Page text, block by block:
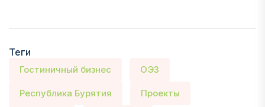
Теги
Гостиничный бизнес ОЭЗ
Республика Бурятия Проекты